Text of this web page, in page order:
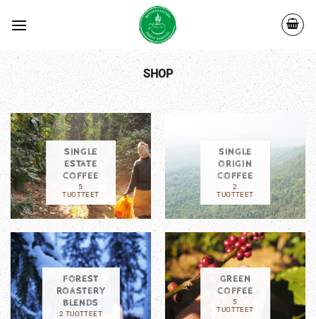
SHOP
SINGLE
ESTATE
COFFEE
5
TUOTTEET
SINGLE
ORIGIN
COFFEE
2
TUOTTEET
FOREST
ROASTERY
BLENDS
2 TUOTTEET
GREEN
COFFEE
5
TUOTTEET